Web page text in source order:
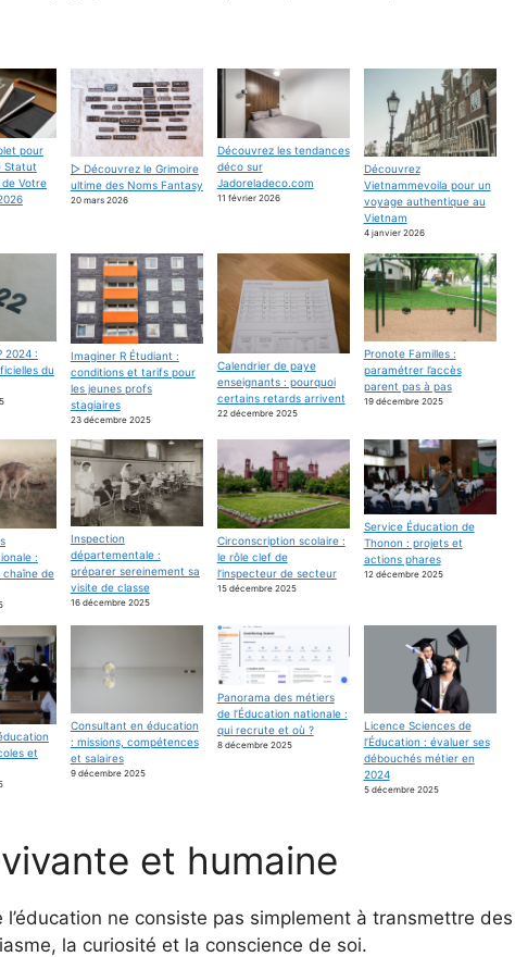
pour
Statut
de Votre
▷ Découvrez le Grimoire
ultime des Noms Fantasy
20 mars 2026
Découvrez les tendances
déco sur
Jadoreladeco.com
11 février 2026
Découvrez
Vietnammevoila pour un
voyage authentique au
Vietnam
4 janvier 2026
2024 :
du
Imaginer R Étudiant :
conditions et tarifs pour
les jeunes profs
stagiaires
23 décembre 2025
Calendrier de paye
enseignants : pourquoi
certains retards arrivent
22 décembre 2025
Pronote Familles :
paramétrer l’accès
parent pas à pas
19 décembre 2025
:
chaîne de
Inspection
départementale :
préparer sereinement sa
visite de classe
16 décembre 2025
Circonscription scolaire :
le rôle clef de
l’inspecteur de secteur
15 décembre 2025
Service Éducation de
Thonon : projets et
actions phares
12 décembre 2025
et
Consultant en éducation
: missions, compétences
et salaires
9 décembre 2025
Panorama des métiers
de l’Éducation nationale :
qui recrute et où ?
8 décembre 2025
Licence Sciences de
l’Éducation : évaluer ses
débouchés métier en
2024
5 décembre 2025
et humaine
ne consiste pas simplement à transmettre des
la curiosité et la conscience de soi.